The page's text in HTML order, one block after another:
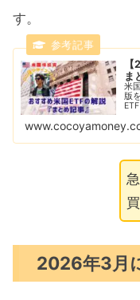
す。
ま
米
版
比
2026年3月